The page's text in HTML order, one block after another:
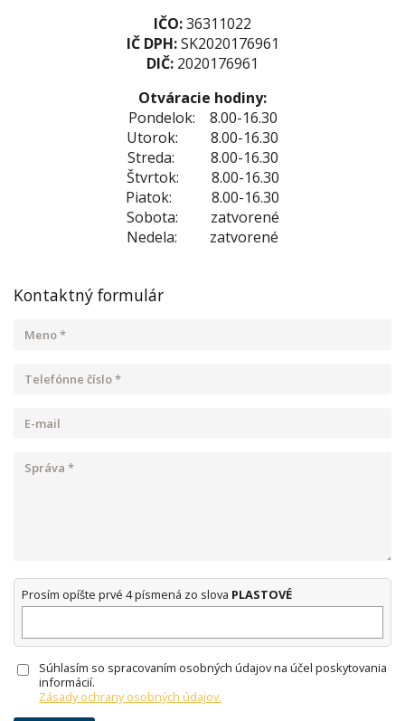
IČO:36311022
IČ DPH:SK2020176961
DIČ: 2020176961
Otváracie hodiny:
Pondelok: 8.00-16.30
Utorok: 8.00-16.30
Streda: 8.00-16.30
Štvrtok: 8.00-16.30
Piatok: 8.00-16.30
Sobota: zatvorené
Nedela: zatvorené
Kontaktný formulár
Prosím opíšte prvé 4 písmená zo slova PLASTOVÉ
Súhlasím so spracovaním osobných údajov na účel poskytovania
informácií.
Zásady ochrany osobných údajov.